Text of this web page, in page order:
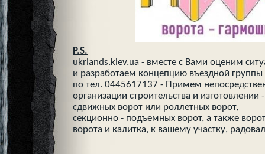
P.S.
ukrlands.kiev.ua - вместе с Вами оценим
и разработаем концепцию въездной
по тел. 0445617137 - Примем
организации строительства и
сдвижных ворот или роллетных ворот,
секционно - подъемных ворот, а также
ворота и калитка, к вашему участку,